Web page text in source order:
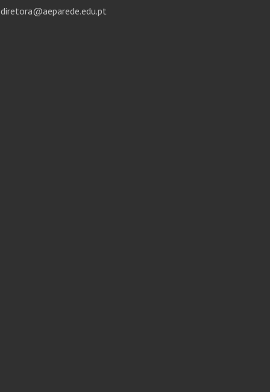
diretora@aeparede.edu.pt